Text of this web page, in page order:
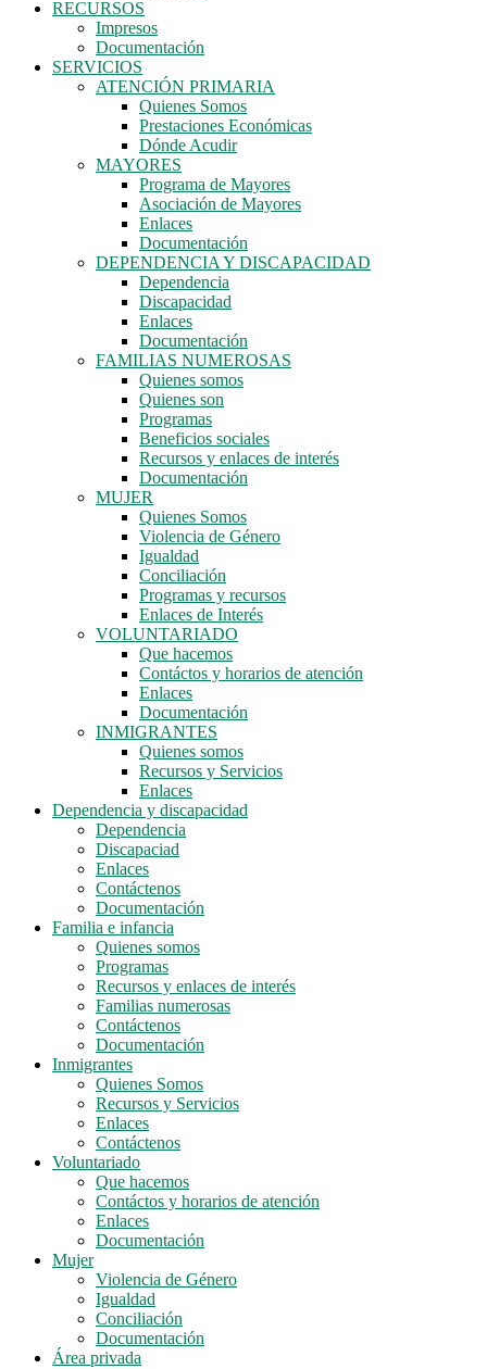
RECURSOS
Impresos
Documentación
SERVICIOS
ATENCIÓN PRIMARIA
Quienes Somos
Prestaciones Económicas
Dónde Acudir
MAYORES
Programa de Mayores
Asociación de Mayores
Enlaces
Documentación
DEPENDENCIA Y DISCAPACIDAD
Dependencia
Discapacidad
Enlaces
Documentación
FAMILIAS NUMEROSAS
Quienes somos
Quienes son
Programas
Beneficios sociales
Recursos y enlaces de interés
Documentación
MUJER
Quienes Somos
Violencia de Género
Igualdad
Conciliación
Programas y recursos
Enlaces de Interés
VOLUNTARIADO
Que hacemos
Contáctos y horarios de atención
Enlaces
Documentación
INMIGRANTES
Quienes somos
Recursos y Servicios
Enlaces
Dependencia y discapacidad
Dependencia
Discapaciad
Enlaces
Contáctenos
Documentación
Familia e infancia
Quienes somos
Programas
Recursos y enlaces de interés
Familias numerosas
Contáctenos
Documentación
Inmigrantes
Quienes Somos
Recursos y Servicios
Enlaces
Contáctenos
Voluntariado
Que hacemos
Contáctos y horarios de atención
Enlaces
Documentación
Mujer
Violencia de Género
Igualdad
Conciliación
Documentación
Área privada